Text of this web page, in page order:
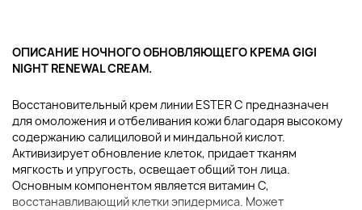
ОПИСАНИЕ НОЧНОГО ОБНОВЛЯЮЩЕГО КРЕМА GIGI
NIGHT RENEWAL CREAM.
Восстановительный крем линии ESTER C предназначен
для омоложения и отбеливания кожи благодаря высокому
содержанию салициловой и миндальной кислот.
Активизирует обновление клеток, придает тканям
мягкость и упругость, освещает общий тон лица.
Основным компонентом является витамин С,
восстанавливающий клетки эпидермиса. Может